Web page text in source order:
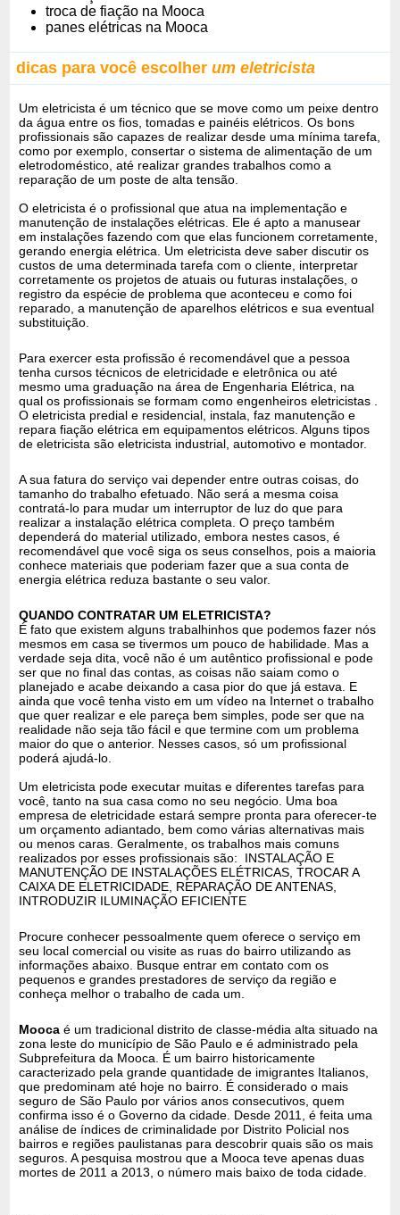
troca de fiação na Mooca
panes elétricas na Mooca
dicas para você escolher um eletricista
Um eletricista é um técnico que se move como um peixe dentro
da água entre os fios, tomadas e painéis elétricos. Os bons
profissionais são capazes de realizar desde uma mínima tarefa,
como por exemplo, consertar o sistema de alimentação de um
eletrodoméstico, até realizar grandes trabalhos como a
reparação de um poste de alta tensão.
O eletricista é o profissional que atua na implementação e
manutenção de instalações elétricas. Ele é apto a manusear
em instalações fazendo com que elas funcionem corretamente,
gerando energia elétrica. Um eletricista deve saber discutir os
custos de uma determinada tarefa com o cliente, interpretar
corretamente os projetos de atuais ou futuras instalações, o
registro da espécie de problema que aconteceu e como foi
reparado, a manutenção de aparelhos elétricos e sua eventual
substituição.
Para exercer esta profissão é recomendável que a pessoa
tenha cursos técnicos de eletricidade e eletrônica ou até
mesmo uma graduação na área de Engenharia Elétrica, na
qual os profissionais se formam como engenheiros eletricistas .
O eletricista predial e residencial, instala, faz manutenção e
repara fiação elétrica em equipamentos elétricos. Alguns tipos
de eletricista são eletricista industrial, automotivo e montador.
A sua fatura do serviço vai depender entre outras coisas, do
tamanho do trabalho efetuado. Não será a mesma coisa
contratá-lo para mudar um interruptor de luz do que para
realizar a instalação elétrica completa. O preço também
dependerá do material utilizado, embora nestes casos, é
recomendável que você siga os seus conselhos, pois a maioria
conhece materiais que poderiam fazer que a sua conta de
energia elétrica reduza bastante o seu valor.
QUANDO CONTRATAR UM ELETRICISTA?
É fato que existem alguns trabalhinhos que podemos fazer nós
mesmos em casa se tivermos um pouco de habilidade. Mas a
verdade seja dita, você não é um autêntico profissional e pode
ser que no final das contas, as coisas não saiam como o
planejado e acabe deixando a casa pior do que já estava. E
ainda que você tenha visto em um vídeo na Internet o trabalho
que quer realizar e ele pareça bem simples, pode ser que na
realidade não seja tão fácil e que termine com um problema
maior do que o anterior. Nesses casos, só um profissional
poderá ajudá-lo.
Um eletricista pode executar muitas e diferentes tarefas para
você, tanto na sua casa como no seu negócio. Uma boa
empresa de eletricidade estará sempre pronta para oferecer-te
um orçamento adiantado, bem como várias alternativas mais
ou menos caras. Geralmente, os trabalhos mais comuns
realizados por esses profissionais são: INSTALAÇÃO E
MANUTENÇÃO DE INSTALAÇÕES ELÉTRICAS, TROCAR A
CAIXA DE ELETRICIDADE, REPARAÇÃO DE ANTENAS,
INTRODUZIR ILUMINAÇÃO EFICIENTE
Procure conhecer pessoalmente quem oferece o serviço em
seu local comercial ou visite as ruas do bairro utilizando as
informações abaixo. Busque entrar em contato com os
pequenos e grandes prestadores de serviço da região e
conheça melhor o trabalho de cada um.
Mooca é um tradicional distrito de classe-média alta situado na
zona leste do município de São Paulo e é administrado pela
Subprefeitura da Mooca. É um bairro historicamente
caracterizado pela grande quantidade de imigrantes Italianos,
que predominam até hoje no bairro. É considerado o mais
seguro de São Paulo por vários anos consecutivos, quem
confirma isso é o Governo da cidade. Desde 2011, é feita uma
análise de índices de criminalidade por Distrito Policial nos
bairros e regiões paulistanas para descobrir quais são os mais
seguros. A pesquisa mostrou que a Mooca teve apenas duas
mortes de 2011 a 2013, o número mais baixo de toda cidade.